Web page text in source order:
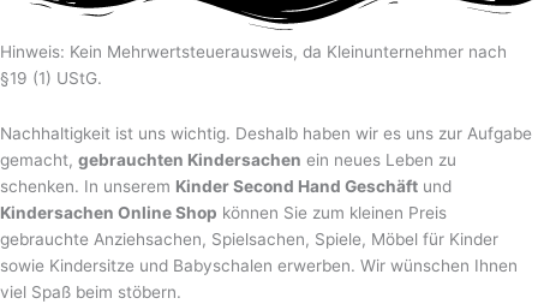
Hinweis: Kein Mehrwertsteuerausweis, da Kleinunternehmer nach
§19 (1) UStG.
Nachhaltigkeit ist uns wichtig. Deshalb haben wir es uns zur Aufgabe
gemacht, gebrauchten Kindersachen ein neues Leben zu
schenken. In unserem Kinder Second Hand Geschäft und
Kindersachen Online Shop können Sie zum kleinen Preis
gebrauchte Anziehsachen, Spiel­sachen, Spiele, Möbel für Kinder
sowie Kindersitze und Babyschalen erwerben. Wir wünschen Ihnen
viel Spaß beim stöbern.